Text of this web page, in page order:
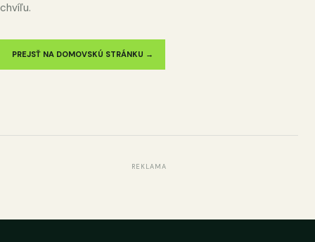
chvíľu.
PREJSŤ NA DOMOVSKÚ STRÁNKU →
REKLAMA